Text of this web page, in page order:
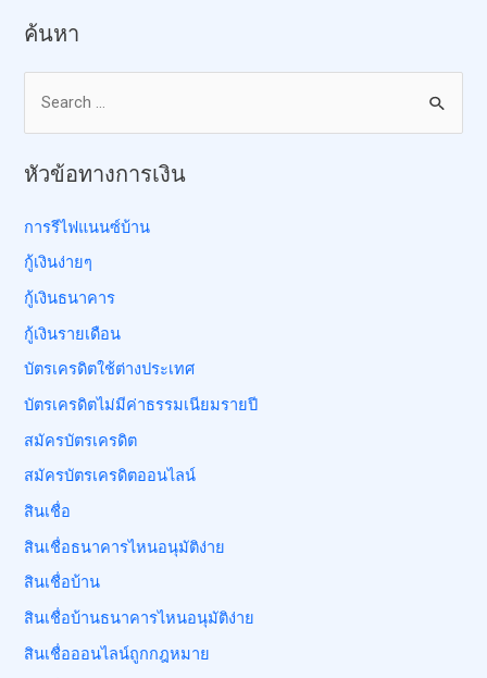
ค้นหา
หัวข้อทางการเงิน
การรีไฟแนนซ์บ้าน
กู้เงินง่ายๆ
กู้เงินธนาคาร
กู้เงินรายเดือน
บัตรเครดิตใช้ต่างประเทศ
บัตรเครดิตไม่มีค่าธรรมเนียมรายปี
สมัครบัตรเครดิต
สมัครบัตรเครดิตออนไลน์
สินเชื่อ
สินเชื่อธนาคารไหนอนุมัติง่าย
สินเชื่อบ้าน
สินเชื่อบ้านธนาคารไหนอนุมัติง่าย
สินเชื่อออนไลน์ถูกกฎหมาย